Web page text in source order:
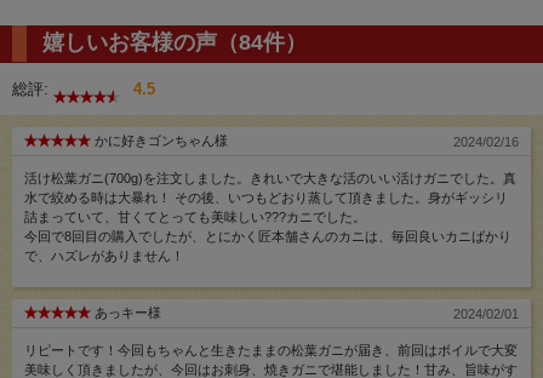
嬉しいお客様の声（84件）
総評: 4.5
かに好きゴンちゃん様 2024/02/16
活け松葉ガニ(700g)を注文しました。きれいで大きな活のいい活けガニでした。真
水で絞める時は大暴れ！ その後、いつもどおり蒸して頂きました。身がギッシリ
詰まっていて、甘くてとっても美味しい???カニでした。
今回で8回目の購入でしたが、とにかく匠本舗さんのカニは、毎回良いカニばかり
で、ハズレがありません！
あっキー様 2024/02/01
リピートです！今回もちゃんと生きたままの松葉ガニが届き、前回はボイルで大変
美味しく頂きましたが、今回はお刺身、焼きガニで堪能しました！甘み、旨味がす